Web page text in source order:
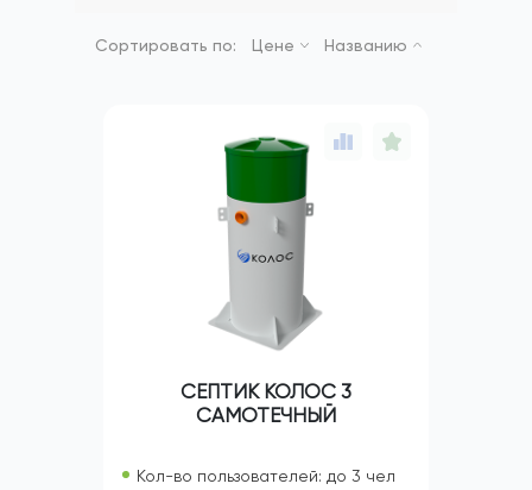
Сортировать по: Цене Названию
СЕПТИК КОЛОС 3
САМОТЕЧНЫЙ
Кол-во пользователей: до 3 чел